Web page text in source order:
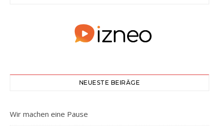
NEUESTE BEIRÄGE
Wir machen eine Pause